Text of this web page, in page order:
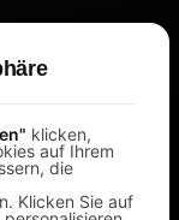
klicken,
auf Ihrem
die
Klicken Sie auf